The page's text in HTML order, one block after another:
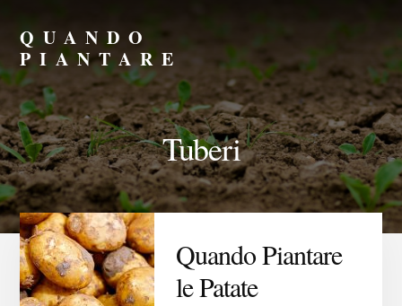
primary
sidebar
content
QUANDO
PIANTARE
Scopri
il
Momento
Giusto
per
Seminare
e
Piantare
Tuberi
Quando Piantare
le Patate